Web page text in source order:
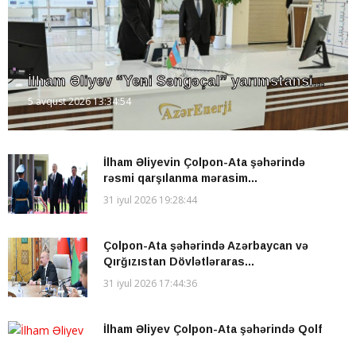
İlham Əliyev “Yeni Səngəçal” yarımstansi...
5 avqust 2026 13:34:54
İlham Əliyevin Çolpon-Ata şəhərində
rəsmi qarşılanma mərasim...
31 iyul 2026 19:28:44
Çolpon-Ata şəhərində Azərbaycan və
Qırğızıstan Dövlətləraras...
31 iyul 2026 17:44:36
İlham Əliyev Çolpon-Ata şəhərində Qolf